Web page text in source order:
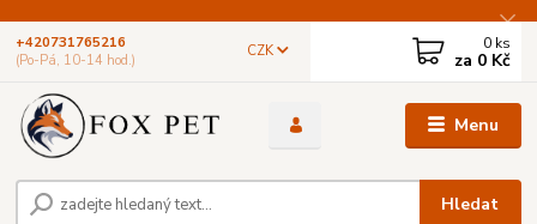
Menu
CZK
Hledat
+420731765216
(Po-Pá, 10-14 hod.)
0 ks
za 0 Kč